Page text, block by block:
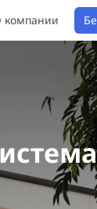
компании